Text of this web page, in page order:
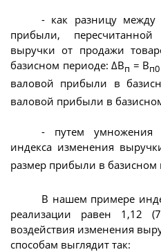
- как разницу между
прибыли,
выручки от продажи
базисном периоде: ΔВп = Вп0
валовой прибыли в
валовой прибыли в
- путем умножения
индекса изменения
размер прибыли в базисном
В нашем примере
реализации равен 1,12
воздействия изменения
способам выглядит так: